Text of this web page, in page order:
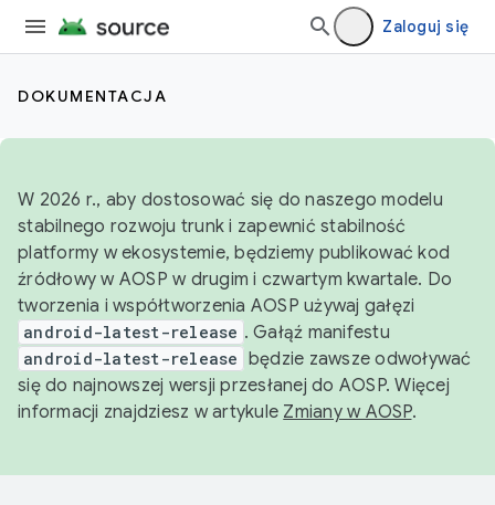
Zaloguj się
DOKUMENTACJA
W 2026 r., aby dostosować się do naszego modelu
stabilnego rozwoju trunk i zapewnić stabilność
platformy w ekosystemie, będziemy publikować kod
źródłowy w AOSP w drugim i czwartym kwartale. Do
tworzenia i współtworzenia AOSP używaj gałęzi
android-latest-release . Gałąź manifestu
android-latest-release będzie zawsze odwoływać
się do najnowszej wersji przesłanej do AOSP. Więcej
informacji znajdziesz w artykule Zmiany w AOSP.